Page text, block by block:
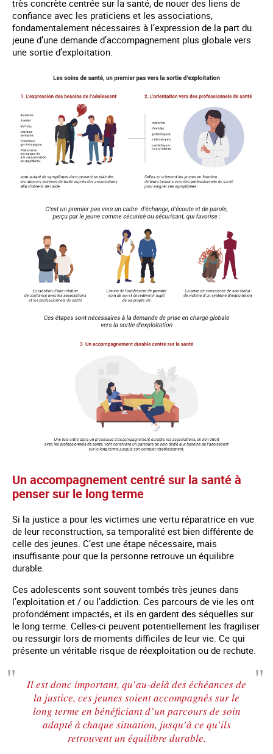
très concrète centrée sur la santé, de nouer des liens de
confiance avec les praticiens et les associations,
fondamentalement nécessaires à l’expression de la part du
jeune d’une demande d’accompagnement plus globale vers
une sortie d’exploitation.
Un accompagnement centré sur la santé à
penser sur le long terme
Si la justice a pour les victimes une vertu réparatrice en vue
de leur reconstruction, sa temporalité est bien différente de
celle des jeunes. C’est une étape nécessaire, mais
insuffisante pour que la personne retrouve un équilibre
durable.
Ces adolescents sont souvent tombés très jeunes dans
l’exploitation et / ou l’addiction. Ces parcours de vie les ont
profondément impactés, et ils en gardent des séquelles sur
le long terme. Celles-ci peuvent potentiellement les fragiliser
ou ressurgir lors de moments difficiles de leur vie. Ce qui
présente un véritable risque de réexploitation ou de rechute.
Il est donc important, qu’au-delà des échéances de
la justice, ces jeunes soient accompagnés sur le
long terme en bénéficiant d’un parcours de soin
adapté à chaque situation, jusqu’à ce qu’ils
retrouvent un équilibre durable.